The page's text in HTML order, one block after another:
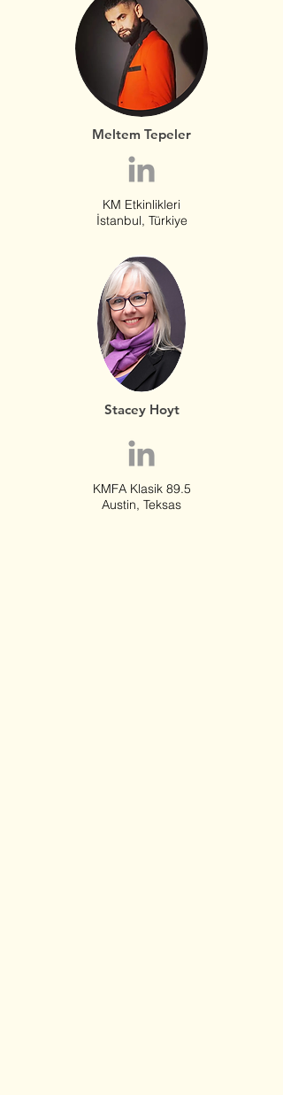
Meltem Tepeler
KM Etkinlikleri
İstanbul, Türkiye
Stacey Hoyt
KMFA Klasik 89.5
Austin, Teksas